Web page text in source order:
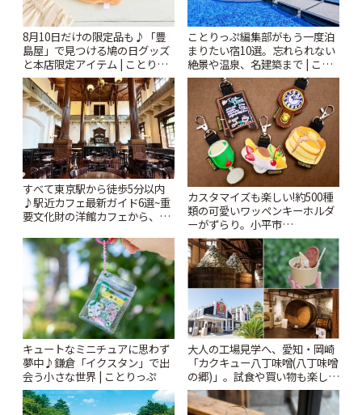
8月10日だけの限定品も♪「豊
島屋」で見つける鳩の日グッズ
と本店限定アイテム | ことりっ
ぷ
ことりっぷ編集部がもう一度泊
まりたい宿10選。忘れられない
絶景や温泉、名建築まで | こと
りっぷ
すべて東京駅から徒歩5分以内
♪駅近カフェ最新ガイド6選~重
要文化財の洋館カフェから、改
りっぷ
カスタマイズも楽しい!約500種
類の可愛いワッペンキーホルダ
ーがずらり。小平市
「Kimamaya T&K」 | ことりっ
ぷ
キュートなミニチュアに思わず
夢中♪鎌倉「イクスタン」で出
会う小さな世界 | ことりっぷ
大人の工場見学へ、愛知・岡崎
「カクキュー八丁味噌(八丁味噌
の郷)」。試食や買い物も楽しみ
♪ | ことりっぷ